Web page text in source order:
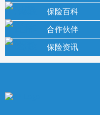
保险百科
合作伙伴
保险资讯